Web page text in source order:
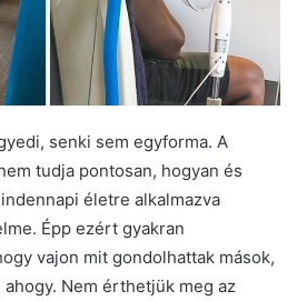
senki sem egyforma. A
tudja pontosan, hogyan és
életre alkalmazva
Épp ezért gyakran
vajon mit gondolhattak mások,
Nem érthetjük meg az